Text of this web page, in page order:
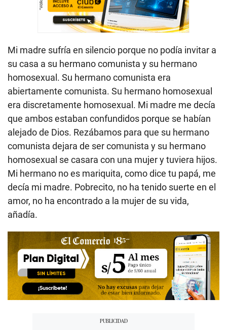
Mi madre sufría en silencio porque no podía invitar a
su casa a su hermano comunista y su hermano
homosexual. Su hermano comunista era
abiertamente comunista. Su hermano homosexual
era discretamente homosexual. Mi madre me decía
que ambos estaban confundidos porque se habían
alejado de Dios. Rezábamos para que su hermano
comunista dejara de ser comunista y su hermano
homosexual se casara con una mujer y tuviera hijos.
Mi hermano no es mariquita, como dice tu papá, me
decía mi madre. Pobrecito, no ha tenido suerte en el
amor, no ha encontrado a la mujer de su vida,
añadía.